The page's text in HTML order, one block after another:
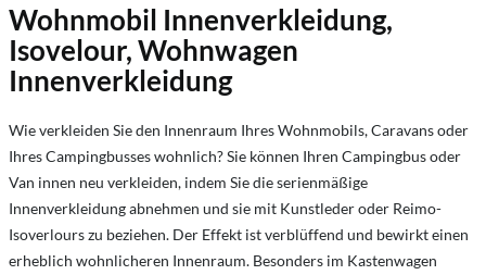
Wohnmobil Innenverkleidung,
Isovelour, Wohnwagen
Innenverkleidung
Wie verkleiden Sie den Innenraum Ihres Wohnmobils, Caravans oder
Ihres Campingbusses wohnlich? Sie können Ihren Campingbus oder
Van innen neu verkleiden, indem Sie die serienmäßige
Innenverkleidung abnehmen und sie mit Kunstleder oder Reimo-
Isoverlours zu beziehen. Der Effekt ist verblüffend und bewirkt einen
erheblich wohnlicheren Innenraum. Besonders im Kastenwagen